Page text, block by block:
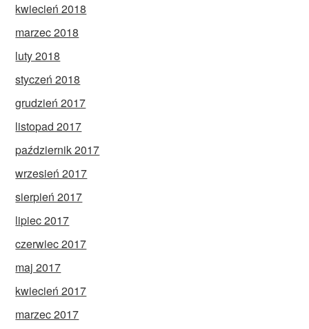
kwiecień 2018
marzec 2018
luty 2018
styczeń 2018
grudzień 2017
listopad 2017
październik 2017
wrzesień 2017
sierpień 2017
lipiec 2017
czerwiec 2017
maj 2017
kwiecień 2017
marzec 2017